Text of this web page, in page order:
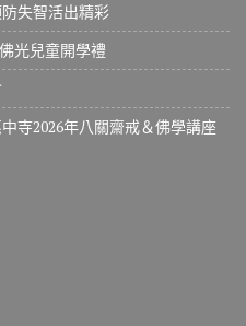
失智活出精彩
光兒童開學禮
寺2026年八關齋戒＆佛學講座